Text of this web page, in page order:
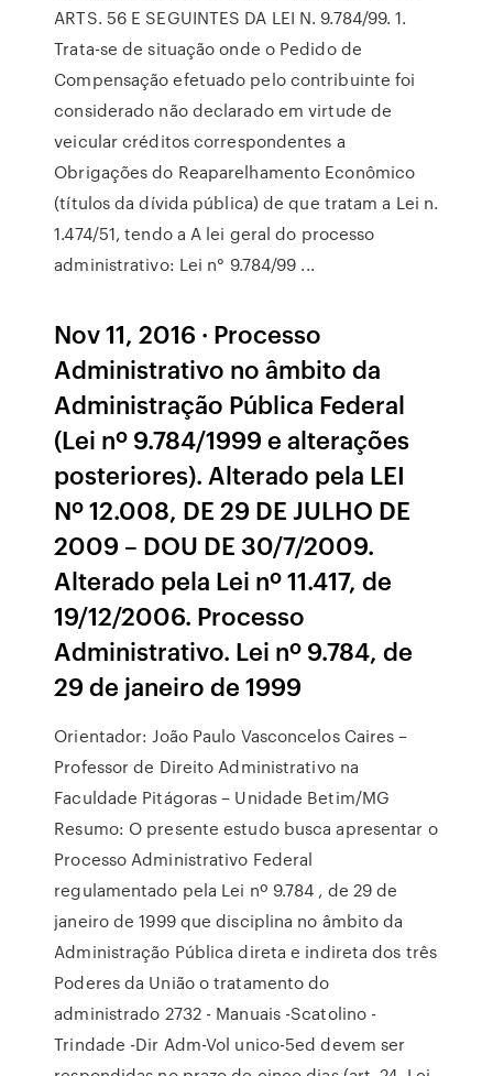
ARTS. 56 E SEGUINTES DA LEI N. 9.784/99. 1.
Trata-se de situação onde o Pedido de
Compensação efetuado pelo contribuinte foi
considerado não declarado em virtude de
veicular créditos correspondentes a
Obrigações do Reaparelhamento Econômico
(títulos da dívida pública) de que tratam a Lei n.
1.474/51, tendo a A lei geral do processo
administrativo: Lei n° 9.784/99 ...
Nov 11, 2016 · Processo
Administrativo no âmbito da
Administração Pública Federal
(Lei nº 9.784/1999 e alterações
posteriores). Alterado pela LEI
Nº 12.008, DE 29 DE JULHO DE
2009 – DOU DE 30/7/2009.
Alterado pela Lei nº 11.417, de
19/12/2006. Processo
Administrativo. Lei nº 9.784, de
29 de janeiro de 1999
Orientador: João Paulo Vasconcelos Caires –
Professor de Direito Administrativo na
Faculdade Pitágoras – Unidade Betim/MG
Resumo: O presente estudo busca apresentar o
Processo Administrativo Federal
regulamentado pela Lei nº 9.784 , de 29 de
janeiro de 1999 que disciplina no âmbito da
Administração Pública direta e indireta dos três
Poderes da União o tratamento do
administrado 2732 - Manuais -Scatolino -
Trindade -Dir Adm-Vol unico-5ed devem ser